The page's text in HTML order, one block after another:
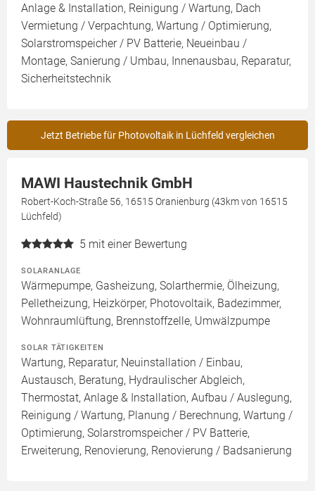
Anlage & Installation, Reinigung / Wartung, Dach
Vermietung / Verpachtung, Wartung / Optimierung,
Solarstromspeicher / PV Batterie, Neueinbau /
Montage, Sanierung / Umbau, Innenausbau, Reparatur,
Sicherheitstechnik
Jetzt Betriebe für Photovoltaik in Lüchfeld vergleichen
MAWI Haustechnik GmbH
Robert-Koch-Straße 56, 16515 Oranienburg (43km von 16515
Lüchfeld)
5 mit einer Bewertung
SOLARANLAGE
Wärmepumpe, Gasheizung, Solarthermie, Ölheizung,
Pelletheizung, Heizkörper, Photovoltaik, Badezimmer,
Wohnraumlüftung, Brennstoffzelle, Umwälzpumpe
SOLAR TÄTIGKEITEN
Wartung, Reparatur, Neuinstallation / Einbau,
Austausch, Beratung, Hydraulischer Abgleich,
Thermostat, Anlage & Installation, Aufbau / Auslegung,
Reinigung / Wartung, Planung / Berechnung, Wartung /
Optimierung, Solarstromspeicher / PV Batterie,
Erweiterung, Renovierung, Renovierung / Badsanierung